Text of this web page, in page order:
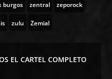
burgos zentral zeporock
zulu Zemial
EL CARTEL COMPLETO